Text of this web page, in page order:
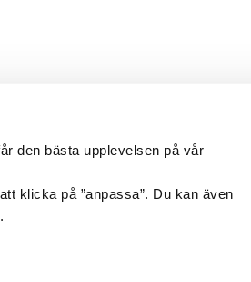
den bästa upplevelsen på vår
klicka på ”anpassa”. Du kan även
.